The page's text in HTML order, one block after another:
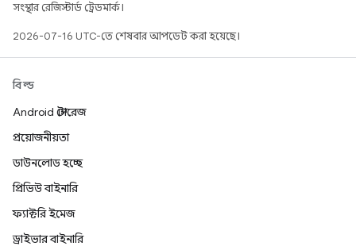
সংস্থার রেজিস্টার্ড ট্রেডমার্ক।
2026-07-16 UTC-তে শেষবার আপডেট করা হয়েছে।
বিল্ড
Android স্টোরেজ
প্রয়োজনীয়তা
ডাউনলোড হচ্ছে
প্রিভিউ বাইনারি
ফ্যাক্টরি ইমেজ
ড্রাইভার বাইনারি